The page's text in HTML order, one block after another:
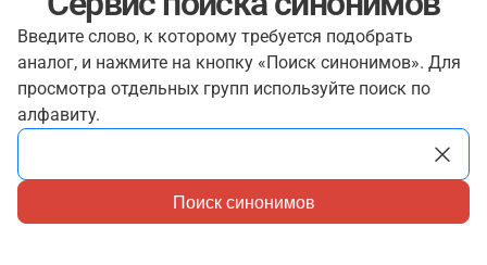
Введите слово, к которому требуется подобрать
аналог, и нажмите на кнопку «Поиск синонимов». Для
просмотра отдельных групп используйте поиск по
алфавиту.
Поиск синонимов